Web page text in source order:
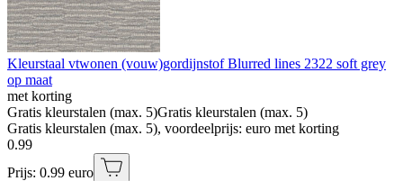
Kleurstaal vtwonen (vouw)gordijnstof Blurred lines 2322 soft grey
op maat
met korting
Gratis kleurstalen (max. 5)Gratis kleurstalen (max. 5)
Gratis kleurstalen (max. 5), voordeelprijs: euro met korting
0.99
Prijs: 0.99 euro